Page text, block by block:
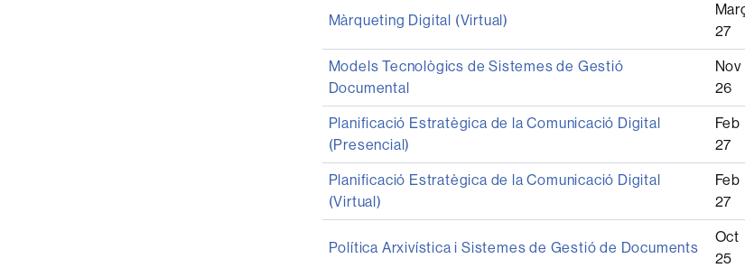
Màrqueting Digital (Virtual)
27
Models Tecnològics de Sistemes de Gestió
Documental
Nov
26
Planificació Estratègica de la Comunicació Digital
(Presencial)
Feb
27
Planificació Estratègica de la Comunicació Digital
(Virtual)
Feb
27
Política Arxivística i Sistemes de Gestió de Documents
Oct
25